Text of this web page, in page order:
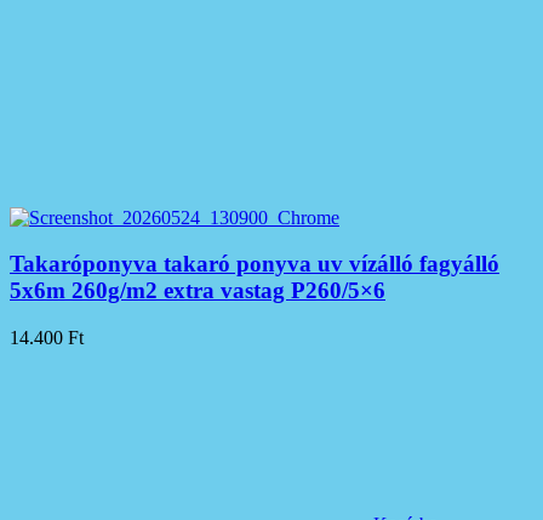
Takaróponyva takaró ponyva uv vízálló fagyálló
5x6m 260g/m2 extra vastag P260/5×6
14.400 Ft